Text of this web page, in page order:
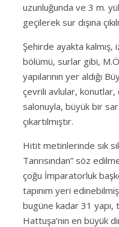
uzunluğunda ve 3 m.
geçilerek sur dışına
Şehirde ayakta kalmış,
bölümü, surlar gibi,
yapılarının yer aldığı
çevrili avlular, konutlar,
salonuyla, büyük bir
çıkartılmıştır.
Hitit metinlerinde sık
Tanrısından” söz
çoğu İmparatorluk
tapınım yeri
bugüne kadar 31 yapı,
Hattuşa’nın en büyük